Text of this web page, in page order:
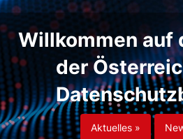
Willkommen auf
der
Aktuelles »